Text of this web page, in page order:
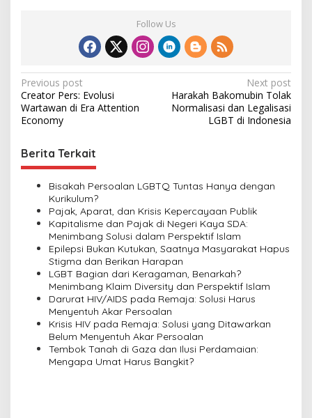
Follow Us
P
o
s
t
n
Previous post
Creator Pers: Evolusi
Wartawan di Era Attention
Economy
Next post
Harakah Bakomubin Tolak
Normalisasi dan Legalisasi
LGBT di Indonesia
Berita Terkait
Bisakah Persoalan LGBTQ Tuntas Hanya dengan
Kurikulum?
Pajak, Aparat, dan Krisis Kepercayaan Publik
Kapitalisme dan Pajak di Negeri Kaya SDA:
Menimbang Solusi dalam Perspektif Islam
Epilepsi Bukan Kutukan, Saatnya Masyarakat Hapus
Stigma dan Berikan Harapan
LGBT Bagian dari Keragaman, Benarkah?
Menimbang Klaim Diversity dan Perspektif Islam
Darurat HIV/AIDS pada Remaja: Solusi Harus
Menyentuh Akar Persoalan
Krisis HIV pada Remaja: Solusi yang Ditawarkan
Belum Menyentuh Akar Persoalan
Tembok Tanah di Gaza dan Ilusi Perdamaian:
Mengapa Umat Harus Bangkit?